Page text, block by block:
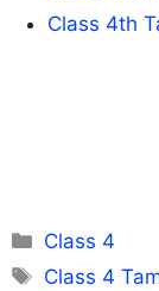
Class 4th
Categories
Class 4
Tags
Class 4